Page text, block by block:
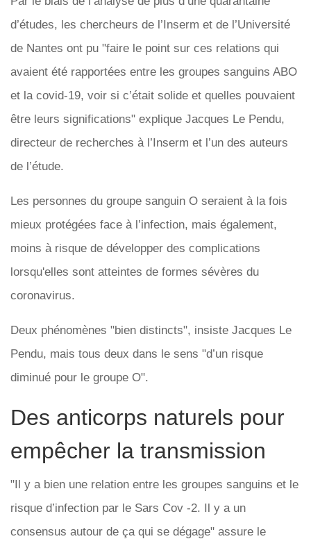
d’études, les chercheurs de l’Inserm et de l’Université
de Nantes ont pu "faire le point sur ces relations qui
avaient été rapportées entre les groupes sanguins ABO
et la covid-19, voir si c’était solide et quelles pouvaient
être leurs significations" explique Jacques Le Pendu,
directeur de recherches à l’Inserm et l’un des auteurs
de l’étude.
Les personnes du groupe sanguin O seraient à la fois
mieux protégées face à l’infection, mais également,
moins à risque de développer des complications
lorsqu'elles sont atteintes de formes sévères du
coronavirus.
Deux phénomènes "bien distincts", insiste Jacques Le
Pendu, mais tous deux dans le sens "d’un risque
diminué pour le groupe O".
Des anticorps naturels pour
empêcher la transmission
"Il y a bien une relation entre les groupes sanguins et le
risque d’infection par le Sars Cov -2. Il y a un
consensus autour de ça qui se dégage" assure le